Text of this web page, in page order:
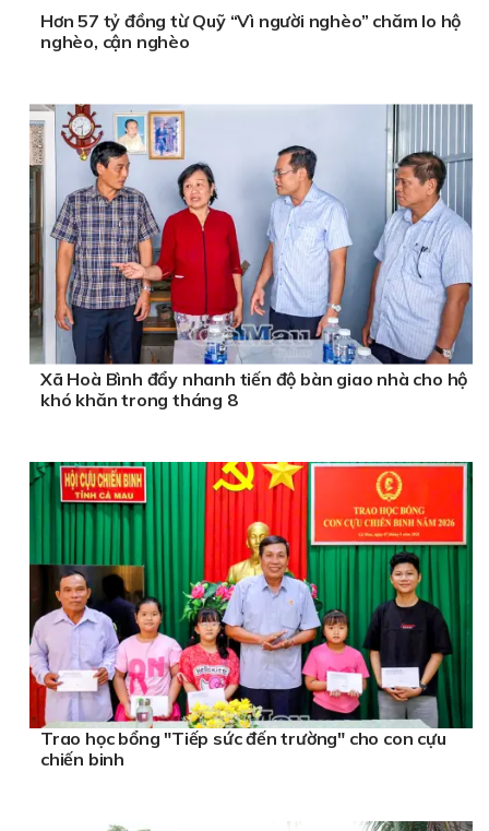
Hơn 57 tỷ đồng từ Quỹ “Vì người nghèo” chăm lo hộ
nghèo, cận nghèo
Xã Hoà Bình đẩy nhanh tiến độ bàn giao nhà cho hộ
khó khăn trong tháng 8
Trao học bổng "Tiếp sức đến trường" cho con cựu
chiến binh